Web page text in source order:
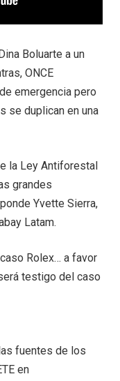
Boluarte a un
ONCE
emergencia pero
se duplican en una
la Ley Antiforestal
grandes
Yvette Sierra,
Latam.
Rolex… a favor
testigo del caso
fuentes de los
en